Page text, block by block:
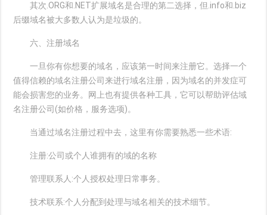
其次.ORG和.NET扩展域名是合理的第二选择，但.info和.biz
后缀域名被大多数人认为是垃圾的。
六、注册域名
一旦你有你想要的域名，应该第一时间来注册它。选择一个
值得信赖的域名注册公司来进行域名注册，因为域名的并发症可
能会损害您的业务。网上也有提供各种工具，它可以帮助评估域
名注册公司(如价格，服务选项)。
当通过域名注册过程中去，这里有你需要熟悉一些术语:
注册:公司或个人谁拥有的域的名称
管理联系人:个人授权处理日常事务。
技术联系:个人分配到处理与域名相关的技术细节。